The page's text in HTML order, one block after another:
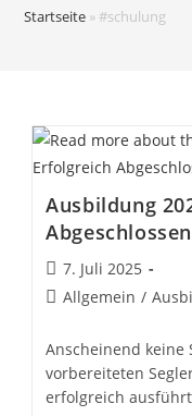
Startseite »#schulung
Ausbildung
Beitrag
veröffentlicht:
7. Juli 2025
Beitrags-
Allgemein /
Anscheinend
vorbereiteten
erfolgreich